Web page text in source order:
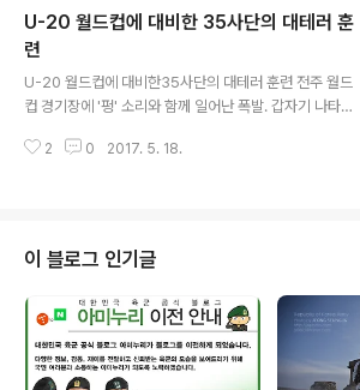
군에 문을 두드려 의료 봉사와 자장면 기부로 부대와 인연
을 맺어 왔습니다. 이에 부대는 지난 4월 말, '일일 복무체
험'과 '명예 전역식' 행사를 통해 감사를 전했습니다. 군 복
무의 가치를 소중히 여기고 봉사활동으로 복무하신 두 분!
이제 예비역 전우로 더 좋은 인연 맺어가시길 바랄게요..^^
U-20 월드컵에 대비한 35사단의 대테러 훈
련
U-20 월드컵에 대비한35사단의 대테러 훈련 전주 월드
컵 경기장에 '펑' 소리와 함께 일어난 폭발. 갑자기 나타난
들까지 억류하는 위급한 상황. 깜짝 놀라셨죠? 실제 상황은
적으로 진행했습니다.전 세계인의 축제 'U-20 월드컵'을
국민 모두가 안심하고 즐길 수 있도록, 육군은 철저히 대비
하겠습니다!
2 0 2017. 5. 18.
이 블로그 인기글